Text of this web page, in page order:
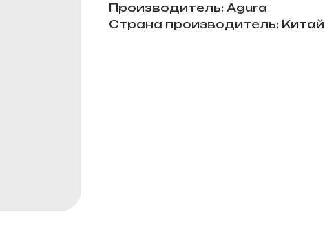
Производитель: Agura
Страна производитель: Китай